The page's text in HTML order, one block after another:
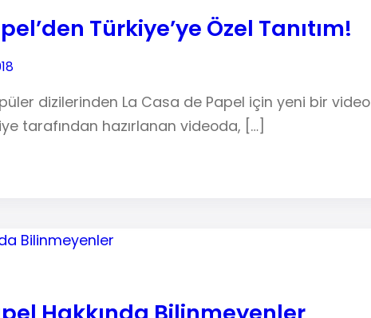
Türkiye’ye Özel Tanıtım!
dizilerinden La Casa de Papel için yeni bir video
tarafından hazırlanan videoda, […]